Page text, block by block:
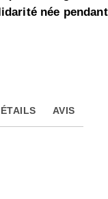
née
AVIS